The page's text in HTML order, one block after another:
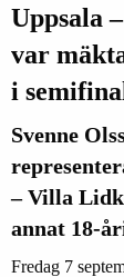
Uppsala
var
i
Svenne
– Villa
annat 18-
Fredag 7